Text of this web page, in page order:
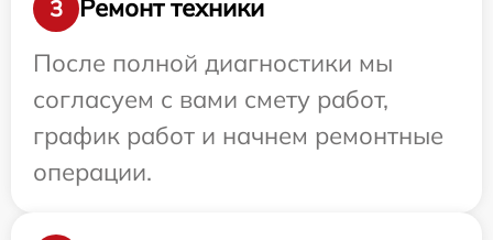
3
Ремонт техники
После полной диагностики мы
согласуем с вами смету работ,
график работ и начнем ремонтные
операции.